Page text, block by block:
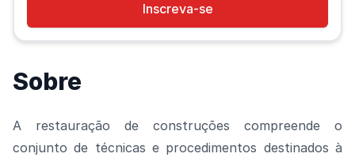
Inscreva-se
Sobre
A restauração de construções compreende o
conjunto de técnicas e procedimentos destinados à